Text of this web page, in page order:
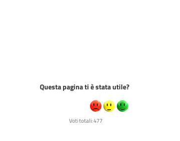
Questa pagina ti è stata utile?
Voti totali: 477